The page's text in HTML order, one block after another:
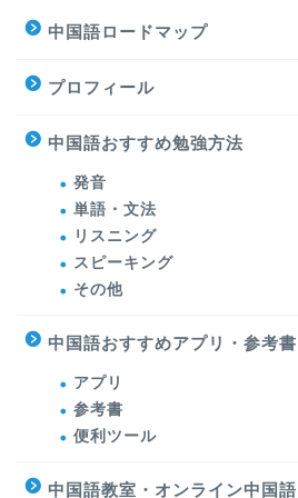
中国語ロードマップ
プロフィール
中国語おすすめ勉強方法
発音
単語・文法
リスニング
スピーキング
その他
中国語おすすめアプリ・参考書
アプリ
参考書
便利ツール
中国語教室・オンライン中国語